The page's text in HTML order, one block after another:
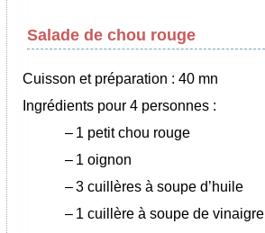
Salade de chou rouge
Cuisson et préparation : 40 mn
Ingrédients pour 4 personnes :
– 1 petit chou rouge
– 1 oignon
–3 cuillères à soupe d’huile
– 1 cuillère à soupe de vinaigre